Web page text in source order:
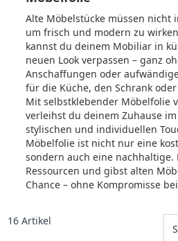
Alte Möbelstücke müssen nicht
um frisch und modern zu
kannst du deinem Mobiliar in
neuen Look verpassen – ganz
Anschaffungen oder
für die Küche, den Schrank
Mit selbstklebender Möbelfolie
verleihst du deinem Zuhause
stylischen und individuellen
Möbelfolie ist nicht nur eine
sondern auch eine nachhaltige.
Ressourcen und gibst alten
Chance – ohne Kompromisse
16 Artikel